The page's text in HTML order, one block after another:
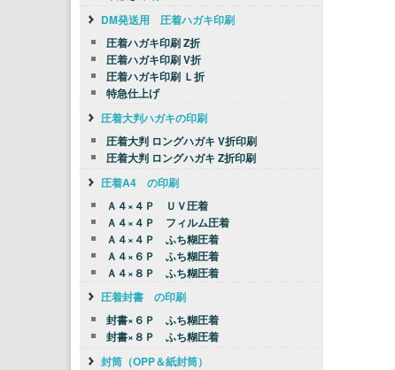
DM発送用 圧着ハガキ印刷
圧着ハガキ印刷 Z折
圧着ハガキ印刷 V折
圧着ハガキ印刷 Ｌ折
特急仕上げ
圧着大判ハガキの印刷
圧着大判 ロングハガキ V折印刷
圧着大判 ロングハガキ Z折印刷
圧着A4 の印刷
Ａ４×４Ｐ ＵＶ圧着
Ａ４×４Ｐ フィルム圧着
Ａ４×４Ｐ ふち糊圧着
Ａ４×６Ｐ ふち糊圧着
Ａ４×８Ｐ ふち糊圧着
圧着封書 の印刷
封書×６Ｐ ふち糊圧着
封書×８Ｐ ふち糊圧着
封筒（OPP＆紙封筒）